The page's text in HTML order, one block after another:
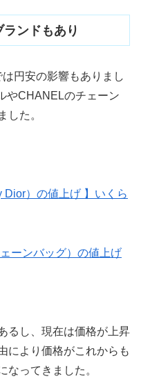
ンドもあり
円安の影響もありまし
やCHANELのチェーン
した。
Dior）の値上げ 】いくら
ーンバッグ）の値上げ
るし、現在は価格が上昇
により価格がこれからも
なってきました。